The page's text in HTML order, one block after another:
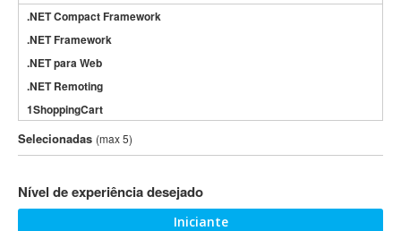
.NET Compact Framework
.NET Framework
.NET para Web
.NET Remoting
1ShoppingCart
3DS Max
3GSM
802.11
Selecionadas (max 5)
Nível de experiência desejado
Iniciante